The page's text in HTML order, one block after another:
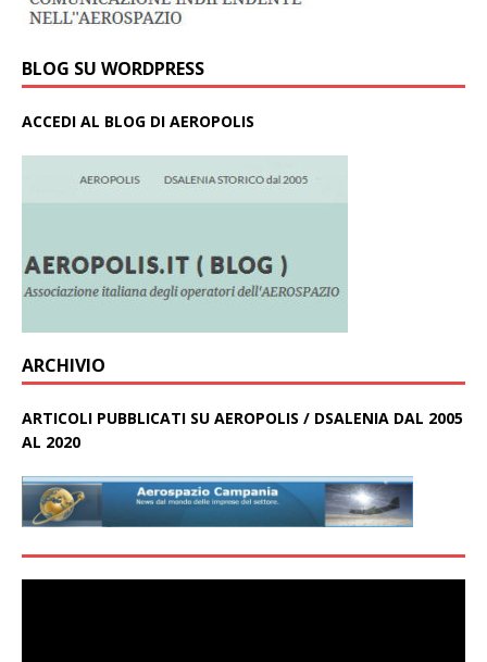
BLOG SU WORDPRESS
ACCEDI AL BLOG DI AEROPOLIS
ARCHIVIO
ARTICOLI PUBBLICATI SU AEROPOLIS / DSALENIA DAL 2005
AL 2020